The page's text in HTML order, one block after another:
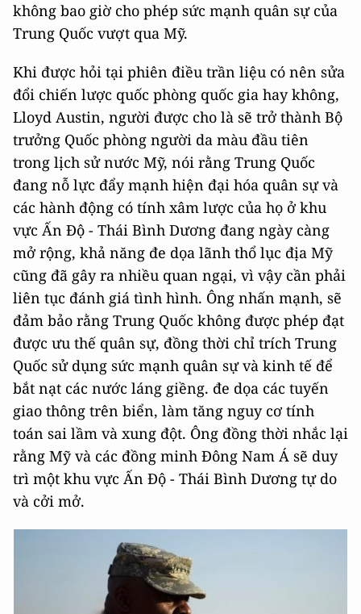
không bao giờ cho phép sức mạnh quân sự của
Trung Quốc vượt qua Mỹ.
Khi được hỏi tại phiên điều trần liệu có nên sửa
đổi chiến lược quốc phòng quốc gia hay không,
Lloyd Austin, người được cho là sẽ trở thành Bộ
trưởng Quốc phòng người da màu đầu tiên
trong lịch sử nước Mỹ, nói rằng Trung Quốc
đang nỗ lực đẩy mạnh hiện đại hóa quân sự và
các hành động có tính xâm lược của họ ở khu
vực Ấn Độ - Thái Bình Dương đang ngày càng
mở rộng, khả năng đe dọa lãnh thổ lục địa Mỹ
cũng đã gây ra nhiều quan ngại, vì vậy cần phải
liên tục đánh giá tình hình. Ông nhấn mạnh, sẽ
đảm bảo rằng Trung Quốc không được phép đạt
được ưu thế quân sự, đồng thời chỉ trích Trung
Quốc sử dụng sức mạnh quân sự và kinh tế để
bắt nạt các nước láng giềng. đe dọa các tuyến
giao thông trên biển, làm tăng nguy cơ tính
toán sai lầm và xung đột. Ông đồng thời nhắc lại
rằng Mỹ và các đồng minh Đông Nam Á sẽ duy
trì một khu vực Ấn Độ - Thái Bình Dương tự do
và cởi mở.